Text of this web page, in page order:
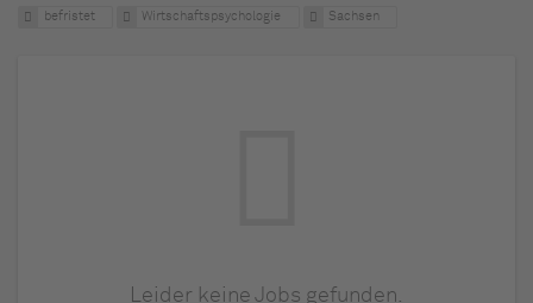
befristet Wirtschaftspsychologie Sachsen
Leider keine Jobs gefunden.